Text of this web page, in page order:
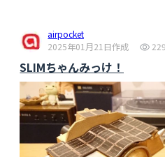
airpocket
2025年01月21日作成
SLIMちゃんみっけ！